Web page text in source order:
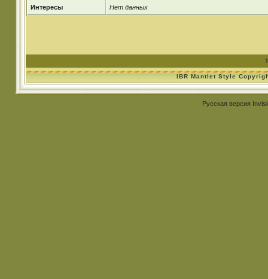
Интересы Нет данных
IBR Mantlet Style
Русская версия